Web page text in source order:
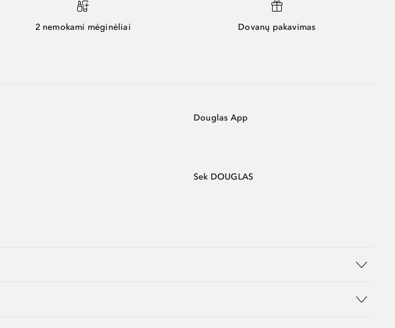
2 nemokami mėginėliai Dovanų pakavimas
Douglas App
Sek DOUGLAS